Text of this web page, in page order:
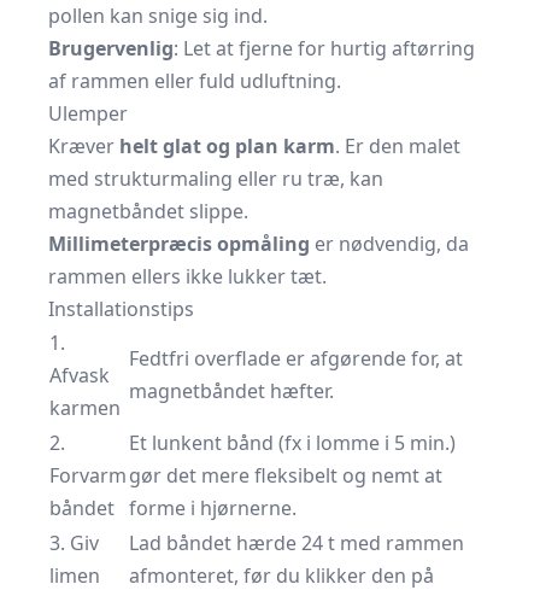
pollen kan snige sig ind.
Brugervenlig: Let at fjerne for hurtig aftørring
af rammen eller fuld udluftning.
Ulemper
Kræver helt glat og plan karm. Er den malet
med struktur­maling eller ru træ, kan
magnetbåndet slippe.
Millimeterpræcis opmåling er nødvendig, da
rammen ellers ikke lukker tæt.
Installationstips
1.
Afvask
karmen
Fedtfri overflade er afgørende for, at
magnetbåndet hæfter.
2.
Forvarm
båndet
Et lunkent bånd (fx i lomme i 5 min.)
gør det mere fleksibelt og nemt at
forme i hjørnerne.
3. Giv
limen
Lad båndet hærde 24 t med rammen
afmonteret, før du klikker den på